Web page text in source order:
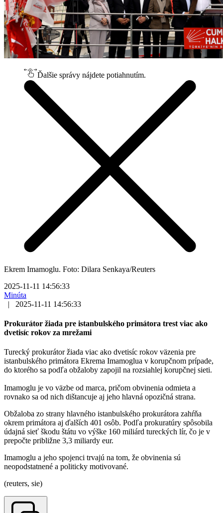
Ďalšie správy nájdete potiahnutím.
Ekrem Imamoglu. Foto: Dilara Senkaya/Reuters
2025-11-11 14:56:33
Minúta
|
2025-11-11 14:56:33
Prokurátor žiada pre istanbulského primátora trest viac ako
dvetisíc rokov za mrežami
Turecký prokurátor žiada viac ako dvetisíc rokov väzenia pre
istanbulského primátora Ekrema Imamoglua v korupčnom prípade,
do ktorého sa podľa obžaloby zapojil na rozsiahlej korupčnej sieti.
Imamoglu je vo väzbe od marca, pričom obvinenia odmieta a
rovnako sa od nich dištancuje aj jeho hlavná opozičná strana.
Obžaloba zo strany hlavného istanbulského prokurátora zahŕňa
okrem primátora aj ďalších 401 osôb. Podľa prokuratúry spôsobila
údajná sieť škodu štátu vo výške 160 miliárd tureckých lír, čo je v
prepočte približne 3,3 miliardy eur.
Imamoglu a jeho spojenci trvajú na tom, že obvinenia sú
neopodstatnené a politicky motivované.
(reuters, sie)